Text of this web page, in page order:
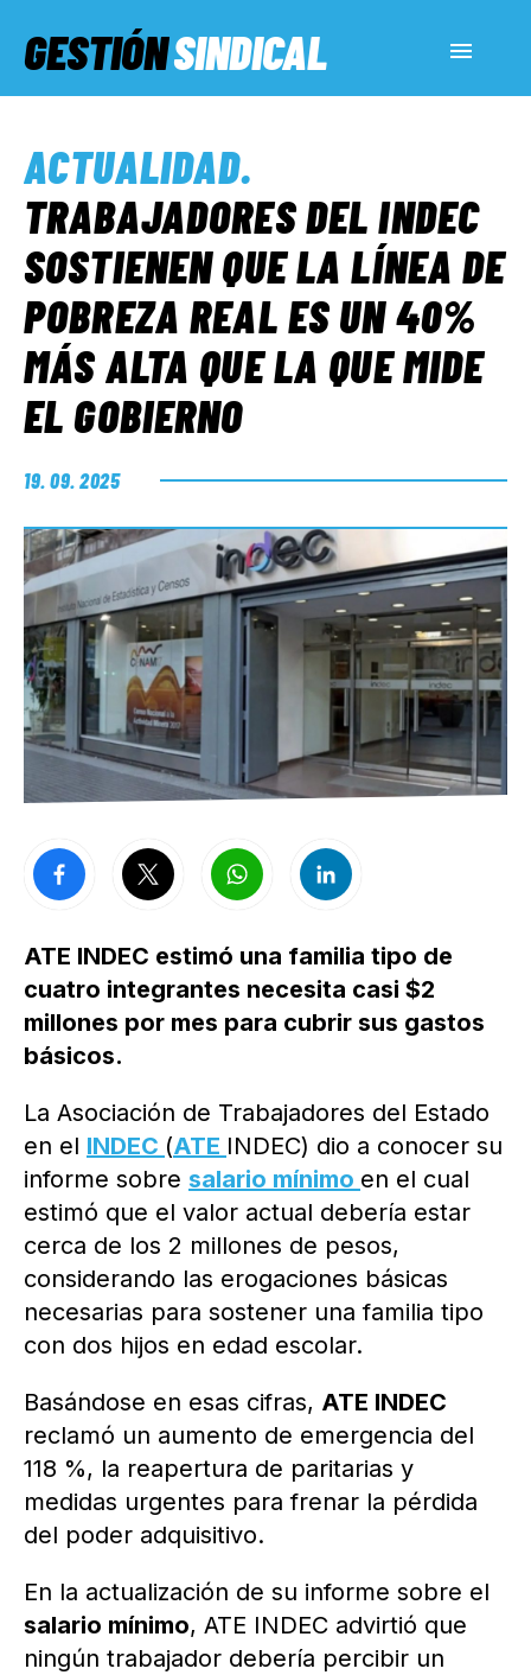
GESTIÓNSINDICAL
SERVICIOS SOCIALES
INFORMES ESPECIALES
FUERA DE MEGÁFONO
ACTUALIDAD.
TRABAJADORES DEL INDEC
SOSTIENEN QUE LA LÍNEA DE
POBREZA REAL ES UN 40%
MÁS ALTA QUE LA QUE MIDE
EL GOBIERNO
19. 09. 2025
ATE INDEC estimó una familia tipo de
cuatro integrantes necesita casi $2
millones por mes para cubrir sus gastos
básicos.
La Asociación de Trabajadores del Estado
en el INDEC (ATE INDEC) dio a conocer su
informe sobre salario mínimo en el cual
estimó que el valor actual debería estar
cerca de los 2 millones de pesos,
considerando las erogaciones básicas
necesarias para sostener una familia tipo
con dos hijos en edad escolar.
Basándose en esas cifras, ATE INDEC
reclamó un aumento de emergencia del
118 %, la reapertura de paritarias y
medidas urgentes para frenar la pérdida
del poder adquisitivo.
En la actualización de su informe sobre el
salario mínimo, ATE INDEC advirtió que
ningún trabajador debería percibir un